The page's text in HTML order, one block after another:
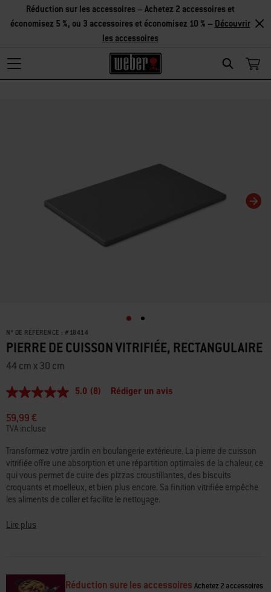
Search
Réduction sur les accessoires – Achetez 2 accessoires et
économisez 5 %, ou 3 accessoires et économisez 10 % – Découvrir
les accessoires
N° DE RÉFÉRENCE : # 18414
PIERRE DE CUISSON VITRIFIÉE, RECTANGULAIRE
44 cm x 30 cm
5.0
sur
5,
valeur
de
la
note
moyenne.
Read
8
Reviews.
sur
la
5.0 (8) Rédiger un avis
59,99 €
TVA incluse
Transformez votre jardin en boulangerie extérieure. La pierre de cuisson
vitrifiée offre une absorption et une répartition optimales de la chaleur, ce
qui vous permet de cuire des pizzas croustillantes, des biscuits
croquants et moelleux, et bien plus encore. Sa finition vitrifiée empêche
les aliments de coller et facilite le nettoyage.
• La finition vitrifiée offre une surface anti-adhésive et se nettoie
• La pierre en cordiérite absorbe, retient et répartit efficacement la
chaleur
Lire plus
Réduction sure les accessoires Achetez 2 accessoires